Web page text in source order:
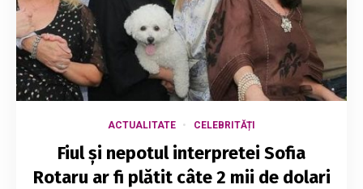
ACTUALITATE CELEBRITĂȚI
Fiul și nepotul interpretei Sofia
Rotaru ar fi plătit câte 2 mii de dolari